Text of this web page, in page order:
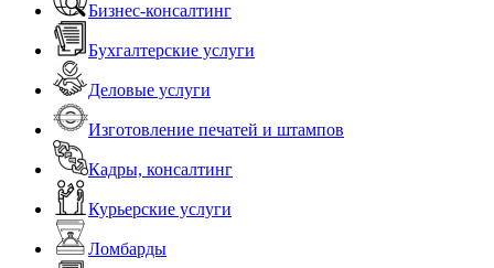
Бизнес-консалтинг
Бухгалтерские услуги
Деловые услуги
Изготовление печатей и штампов
Кадры, консалтинг
Курьерские услуги
Ломбарды